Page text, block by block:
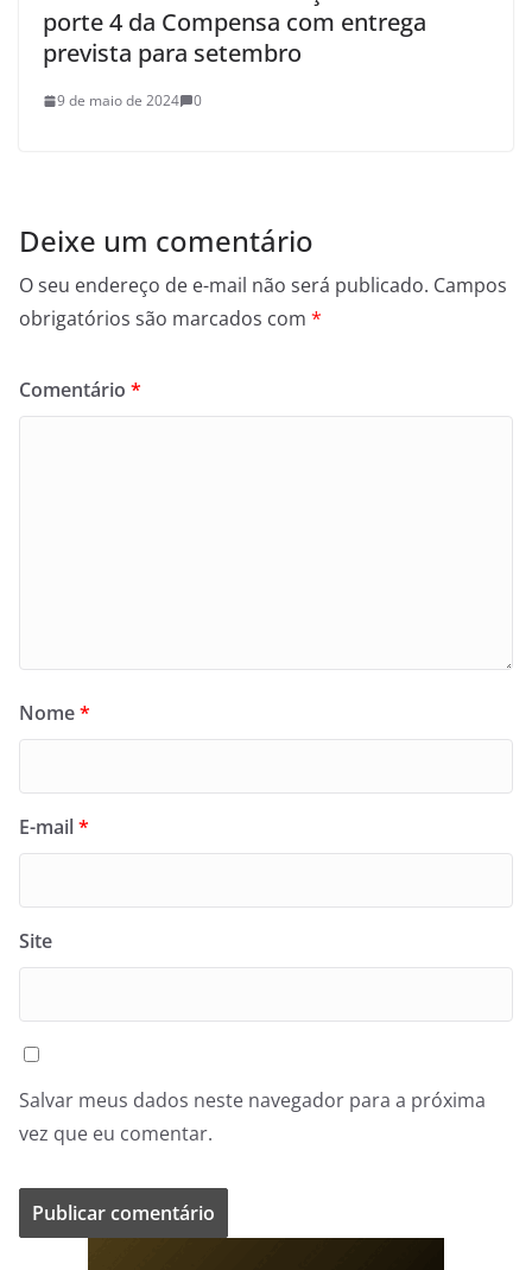
porte 4 da Compensa com entrega
prevista para setembro
9 de maio de 2024 0
Deixe um comentário
O seu endereço de e-mail não será publicado. Campos
obrigatórios são marcados com *
Comentário *
Nome*
E-mail*
Site
Salvar meus dados neste navegador para a próxima
vez que eu comentar.